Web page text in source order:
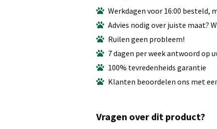
Werkdagen voor 16:00 besteld,
Advies nodig over juiste maat?
Ruilen geen probleem!
7 dagen per week antwoord op
100% tevredenheids garantie
Klanten beoordelen ons met
Vragen over dit product?